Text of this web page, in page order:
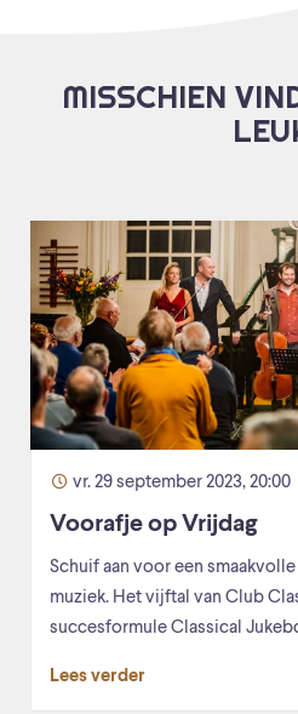
MISSCHIEN
vr. 29 september 2023, 20:00
Voorafje op Vrijdag
Schuif aan voor een
muziek. Het vijftal van Club
succesformule Classical
Lees verder